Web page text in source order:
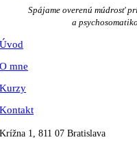
Spájame overenú múdrosť
a
Úvod
O mne
Kurzy
Kontakt
Krížna 1, 811 07 Bratislava